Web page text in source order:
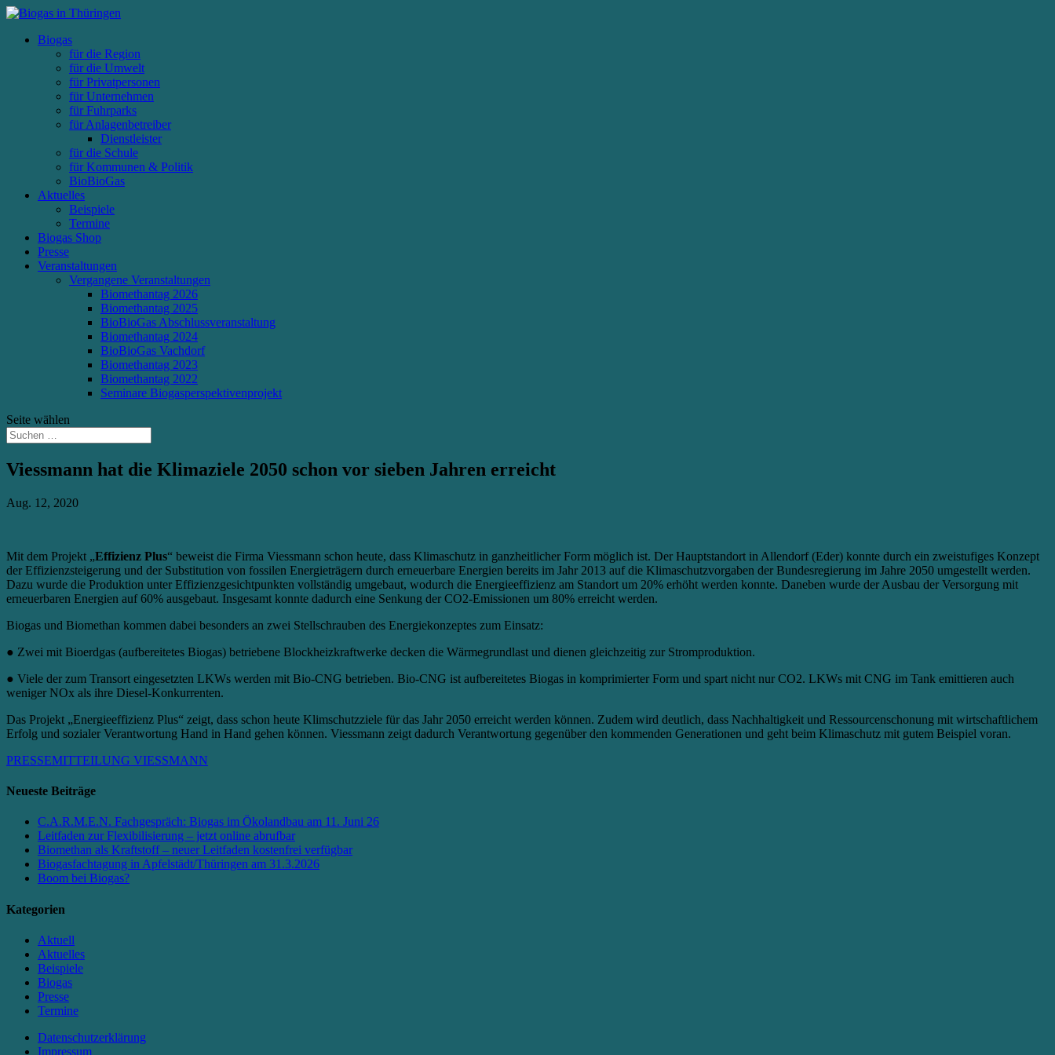
Biogas
für die Region
für die Umwelt
für Privatpersonen
für Unternehmen
für Fuhrparks
für Anlagenbetreiber
Dienstleister
für die Schule
für Kommunen & Politik
BioBioGas
Aktuelles
Beispiele
Termine
Biogas Shop
Presse
Veranstaltungen
Vergangene Veranstaltungen
Biomethantag 2026
Biomethantag 2025
BioBioGas Abschlussveranstaltung
Biomethantag 2024
BioBioGas Vachdorf
Biomethantag 2023
Biomethantag 2022
Seminare Biogasperspektivenprojekt
Seite wählen
Viessmann hat die Klimaziele 2050 schon vor sieben Jahren erreicht
Aug. 12, 2020
Mit dem Projekt „Effizienz Plus“ beweist die Firma Viessmann schon heute, dass Klimaschutz in ganzheitlicher Form möglich ist. Der Hauptstandort in Allendorf (Eder) konnte durch ein zweistufiges Konzept
der Effizienzsteigerung und der Substitution von fossilen Energieträgern durch erneuerbare Energien bereits im Jahr 2013 auf die Klimaschutzvorgaben der Bundesregierung im Jahre 2050 umgestellt werden.
Dazu wurde die Produktion unter Effizienzgesichtpunkten vollständig umgebaut, wodurch die Energieeffizienz am Standort um 20% erhöht werden konnte. Daneben wurde der Ausbau der Versorgung mit
erneuerbaren Energien auf 60% ausgebaut. Insgesamt konnte dadurch eine Senkung der CO2-Emissionen um 80% erreicht werden.
Biogas und Biomethan kommen dabei besonders an zwei Stellschrauben des Energiekonzeptes zum Einsatz:
● Zwei mit Bioerdgas (aufbereitetes Biogas) betriebene Blockheizkraftwerke decken die Wärmegrundlast und dienen gleichzeitig zur Stromproduktion.
● Viele der zum Transort eingesetzten LKWs werden mit Bio-CNG betrieben. Bio-CNG ist aufbereitetes Biogas in komprimierter Form und spart nicht nur CO2. LKWs mit CNG im Tank emittieren auch
weniger NOx als ihre Diesel-Konkurrenten.
Das Projekt „Energieeffizienz Plus“ zeigt, dass schon heute Klimschutzziele für das Jahr 2050 erreicht werden können. Zudem wird deutlich, dass Nachhaltigkeit und Ressourcenschonung mit wirtschaftlichem
Erfolg und sozialer Verantwortung Hand in Hand gehen können. Viessmann zeigt dadurch Verantwortung gegenüber den kommenden Generationen und geht beim Klimaschutz mit gutem Beispiel voran.
PRESSEMITTEILUNG VIESSMANN
Neueste Beiträge
C.A.R.M.E.N. Fachgespräch: Biogas im Ökolandbau am 11. Juni 26
Leitfaden zur Flexibilisierung – jetzt online abrufbar
Biomethan als Kraftstoff – neuer Leitfaden kostenfrei verfügbar
Biogasfachtagung in Apfelstädt/Thüringen am 31.3.2026
Boom bei Biogas?
Kategorien
Aktuell
Aktuelles
Beispiele
Biogas
Presse
Termine
Datenschutzerklärung
Impressum